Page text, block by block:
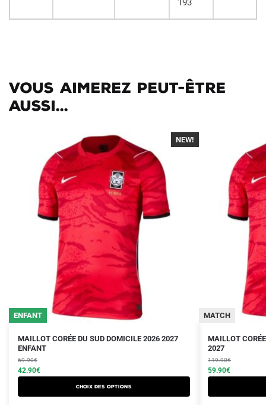
193
Vous aimerez peut-être
aussi...
-40%
ENFANT
NEW!
MAILLOT CORÉE DU SUD DOMICILE 2026 2027
ENFANT
69.90€
Le
prix
initial
était :
42.90€
Le
prix
actuel
est :
Choix des options
Ce
produit
a
plusieurs
variations.
MATCH
MAILLOT
2027
119.90€
Le
prix
initial
était :
59.90€
Le
prix
actuel
est :
Ce
produit
a
plusieurs
variations.